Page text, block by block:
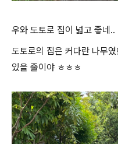
우와 도토로 집이 넓고 좋네..
도토로의 집은 커다란 나무
있을 줄이야 ㅎㅎㅎ